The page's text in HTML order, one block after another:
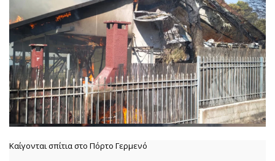
Καίγονται σπίτια στο Πόρτο Γερμενό